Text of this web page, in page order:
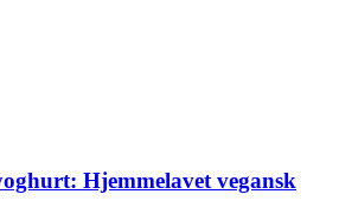
Hjemmelavet vegansk